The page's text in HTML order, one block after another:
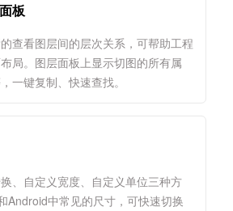
板
查看图层间的层次关系，可帮助工程
局。图层面板上显示切图的所有属
一键复制、快速查找。
、自定义宽度、自定义单位三种方
Android中常见的尺寸，可快速切换